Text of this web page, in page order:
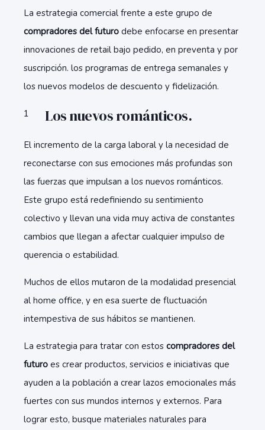
La estrategia comercial frente a este grupo de
compradores del futuro debe enfocarse en presentar
innovaciones de retail bajo pedido, en preventa y por
suscripción. los programas de entrega semanales y
los nuevos modelos de descuento y fidelización.
Los nuevos románticos.
El incremento de la carga laboral y la necesidad de
reconectarse con sus emociones más profundas son
las fuerzas que impulsan a los nuevos románticos.
Este grupo está redefiniendo su sentimiento
colectivo y llevan una vida muy activa de constantes
cambios que llegan a afectar cualquier impulso de
querencia o estabilidad.
Muchos de ellos mutaron de la modalidad presencial
al home office, y en esa suerte de fluctuación
intempestiva de sus hábitos se mantienen.
La estrategia para tratar con estos compradores del
futuro es crear productos, servicios e iniciativas que
ayuden a la población a crear lazos emocionales más
fuertes con sus mundos internos y externos. Para
lograr esto, busque materiales naturales para